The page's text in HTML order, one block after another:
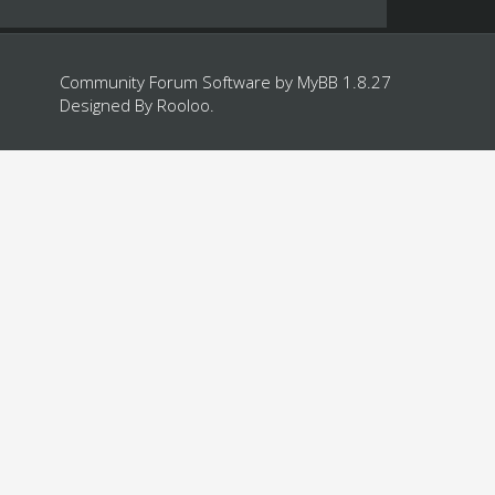
Community Forum Software by MyBB 1.8.27
Designed By Rooloo.